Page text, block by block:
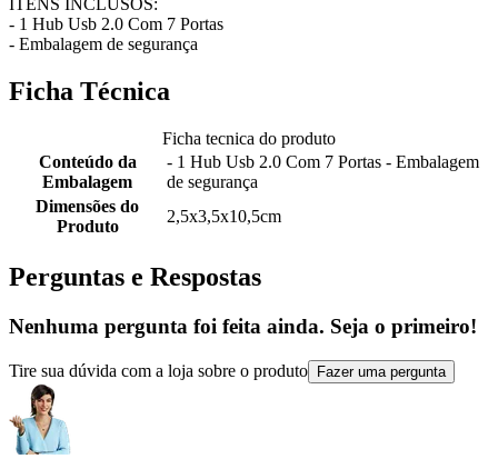
ITENS INCLUSOS:
- 1 Hub Usb 2.0 Com 7 Portas
- Embalagem de segurança
Ficha Técnica
Ficha tecnica do produto
Conteúdo da
Embalagem
- 1 Hub Usb 2.0 Com 7 Portas - Embalagem
de segurança
Dimensões do
Produto
2,5x3,5x10,5cm
Perguntas e Respostas
Nenhuma pergunta foi feita ainda. Seja o primeiro!
Tire sua dúvida com a loja sobre o produto Fazer uma pergunta